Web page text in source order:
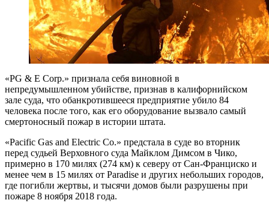
«PG & E Corp.» признала себя виновной в
непредумышленном убийстве, признав в калифорнийском
зале суда, что обанкротившееся предприятие убило 84
человека после того, как его оборудование вызвало самый
смертоносный пожар в истории штата.
«Pacific Gas and Electric Co.» предстала в суде во вторник
перед судьей Верховного суда Майклом Димсом в Чико,
примерно в 170 милях (274 км) к северу от Сан-Франциско и
менее чем в 15 милях от Paradise и других небольших городов,
где погибли жертвы, и тысячи домов были разрушены при
пожаре 8 ноября 2018 года.